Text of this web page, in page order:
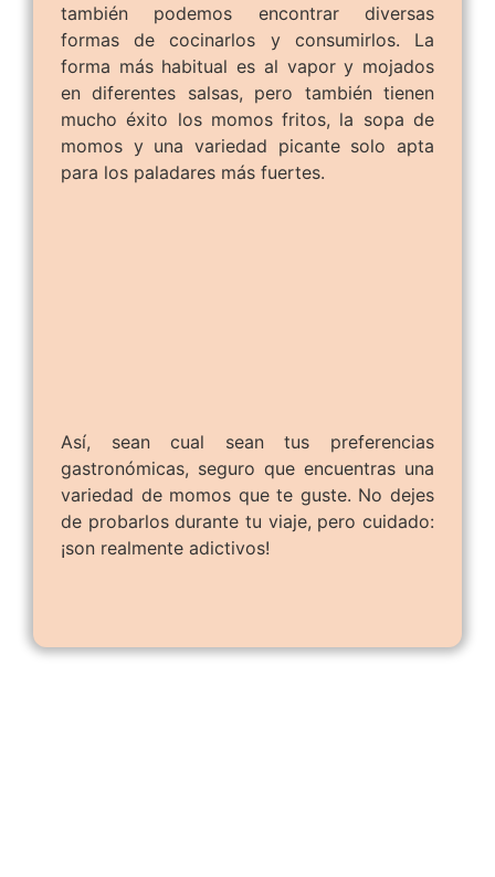
también podemos encontrar diversas
formas de cocinarlos y consumirlos. La
forma más habitual es al vapor y mojados
en diferentes salsas, pero también tienen
mucho éxito los momos fritos, la sopa de
momos y una variedad picante solo apta
para los paladares más fuertes.
Así, sean cual sean tus preferencias
gastronómicas, seguro que encuentras una
variedad de momos que te guste. No dejes
de probarlos durante tu viaje, pero cuidado:
¡son realmente adictivos!